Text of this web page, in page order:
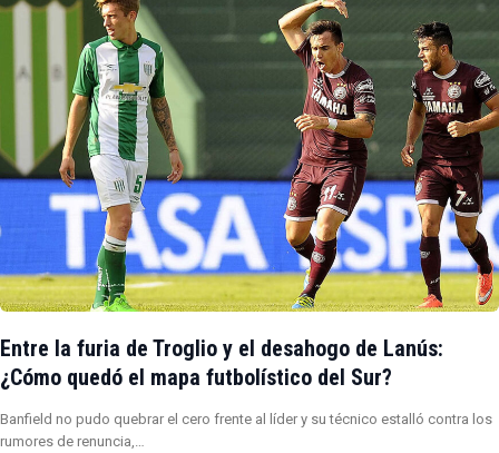
Entre la furia de Troglio y el desahogo de Lanús:
¿Cómo quedó el mapa futbolístico del Sur?
Banfield no pudo quebrar el cero frente al líder y su técnico estalló contra los
rumores de renuncia,…